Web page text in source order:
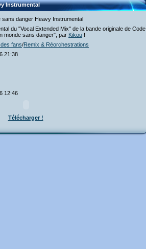
Instrumental
sans danger Heavy Instrumental
du "Vocal Extended Mix" de la bande originale de Code
monde sans danger", par Kikou !
fans/Remix & Réorchestrations
21:38
12:46
Télécharger !